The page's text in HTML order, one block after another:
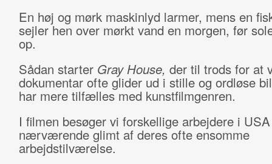
En høj og mørk maskinlyd larmer, mens en
sejler hen over mørkt vand en morgen, før
op.
Sådan starter Gray House, der til trods for at
dokumentar ofte glider ud i stille og ordløse
har mere tilfælles med kunstfilmgenren.
I filmen besøger vi forskellige arbejdere i
nærværende glimt af deres ofte ensomme
arbejdstilværelse.